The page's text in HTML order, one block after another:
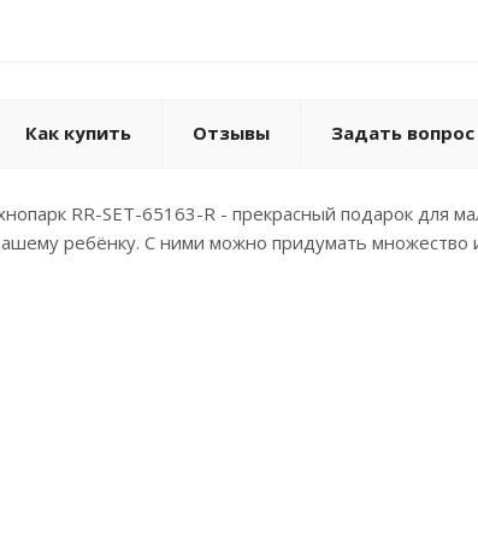
Как купить Отзывы Задать вопрос
RR-SET-65163-R - прекрасный подарок для
ребёнку. С ними можно придумать